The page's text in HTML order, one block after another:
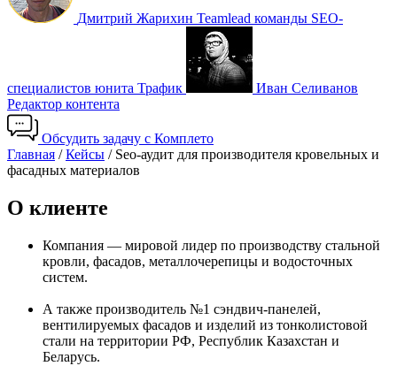
Дмитрий Жарихин Teamlead команды SEO-
специалистов юнита Трафик
Иван Селиванов
Редактор контента
Обсудить задачу с Комплето
Главная / Кейсы / Seo-аудит для производителя кровельных и
фасадных материалов
О клиенте
Компания — мировой лидер по производству стальной
кровли, фасадов, металлочерепицы и водосточных
систем.
А также производитель №1 сэндвич-панелей,
вентилируемых фасадов и изделий из тонколистовой
стали на территории РФ, Республик Казахстан и
Беларусь.